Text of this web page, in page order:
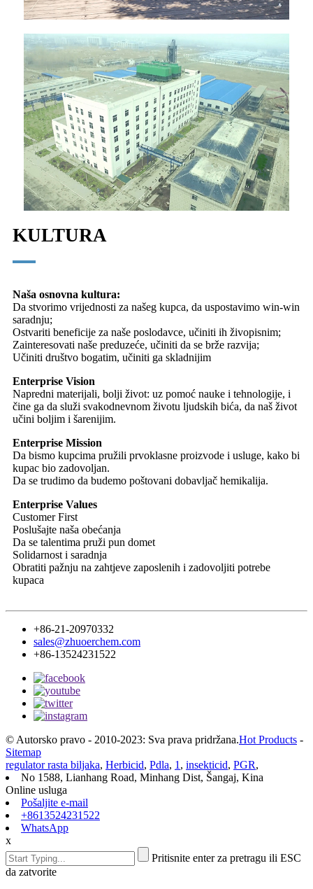
KULTURA
Naša osnovna kultura:
Da stvorimo vrijednosti za našeg kupca, da uspostavimo win-win
saradnju;
Ostvariti beneficije za naše poslodavce, učiniti ih živopisnim;
Zainteresovati naše preduzeće, učiniti da se brže razvija;
Učiniti društvo bogatim, učiniti ga skladnijim
Enterprise Vision
Napredni materijali, bolji život: uz pomoć nauke i tehnologije, i
čine ga da služi svakodnevnom životu ljudskih bića, da naš život
učini boljim i šarenijim.
Enterprise Mission
Da bismo kupcima pružili prvoklasne proizvode i usluge, kako bi
kupac bio zadovoljan.
Da se trudimo da budemo poštovani dobavljač hemikalija.
Enterprise Values
Customer First
Poslušajte naša obećanja
Da se talentima pruži pun domet
Solidarnost i saradnja
Obratiti pažnju na zahtjeve zaposlenih i zadovoljiti potrebe
kupaca
+86-21-20970332
sales@zhuoerchem.com
+86-13524231522
© Autorsko pravo - 2010-2023: Sva prava pridržana.Hot Products -
Sitemap
regulator rasta biljaka, Herbicid, Pdla, 1, insekticid, PGR,
No 1588, Lianhang Road, Minhang Dist, Šangaj, Kina
Online usluga
Pošaljite e-mail
+8613524231522
WhatsApp
x
Pritisnite enter za pretragu ili ESC
da zatvorite